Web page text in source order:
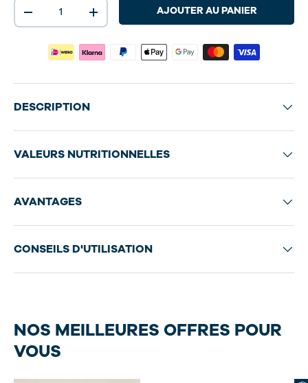
Qté
-
+ AJOUTER AU PANIER
DESCRIPTION
VALEURS NUTRITIONNELLES
AVANTAGES
CONSEILS D'UTILISATION
NOS MEILLEURES OFFRES POUR
VOUS